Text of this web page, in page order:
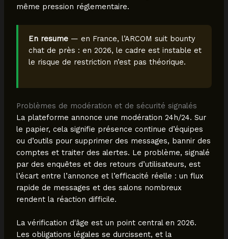
même pression réglementaire.
En resume— en France, l’ARCOM suit bounty
chat de près : en 2026, le cadre est instable et
le risque de restriction n’est pas théorique.
Problèmes de modération et de sécurité signalés
La plateforme annonce une modération 24h/24. Sur
le papier, cela signifie présence continue d’équipes
ou d’outils pour supprimer des messages, bannir des
comptes et traiter des alertes. Le problème, signalé
par des enquêtes et des retours d’utilisateurs, est
l’écart entre l’annonce et l’efficacité réelle : un flux
rapide de messages et des salons nombreux
rendent la réaction difficile.
La vérification d'âge est un point central en 2026.
Les obligations légales se durcissent, et la